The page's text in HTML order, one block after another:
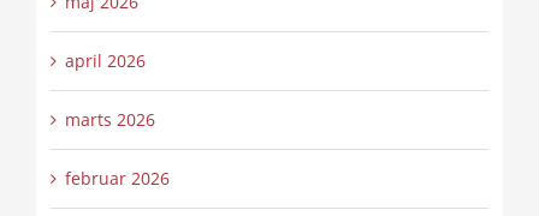
april 2026
marts 2026
februar 2026